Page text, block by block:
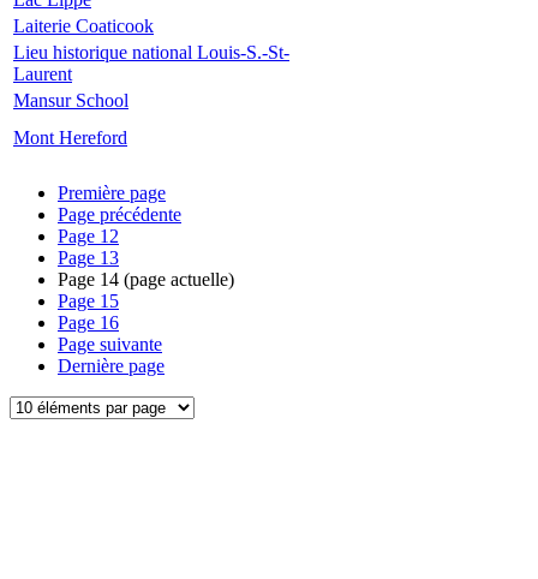
Laiterie Coaticook
Lieu historique national Louis-S.-St-
Laurent
Mansur School
Mont Hereford
Première page
Page précédente
Page 12
Page 13
Page 14 (page actuelle)
Page 15
Page 16
Page suivante
Dernière page